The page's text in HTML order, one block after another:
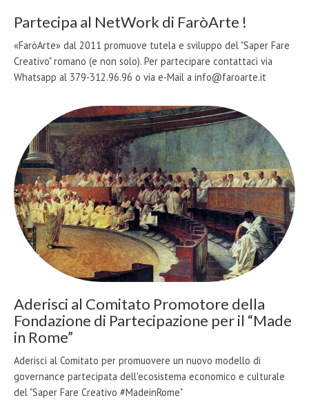
Partecipa al NetWork di FaròArte !
«FaròArte» dal 2011 promuove tutela e sviluppo del "Saper Fare
Creativo" romano (e non solo). Per partecipare contattaci via
Whatsapp al 379-312.96.96 o via e-Mail a info@faroarte.it
Aderisci al Comitato Promotore della
Fondazione di Partecipazione per il “Made
in Rome”
Aderisci al Comitato per promuovere un nuovo modello di
governance partecipata dell'ecosistema economico e culturale
del "Saper Fare Creativo #MadeinRome"